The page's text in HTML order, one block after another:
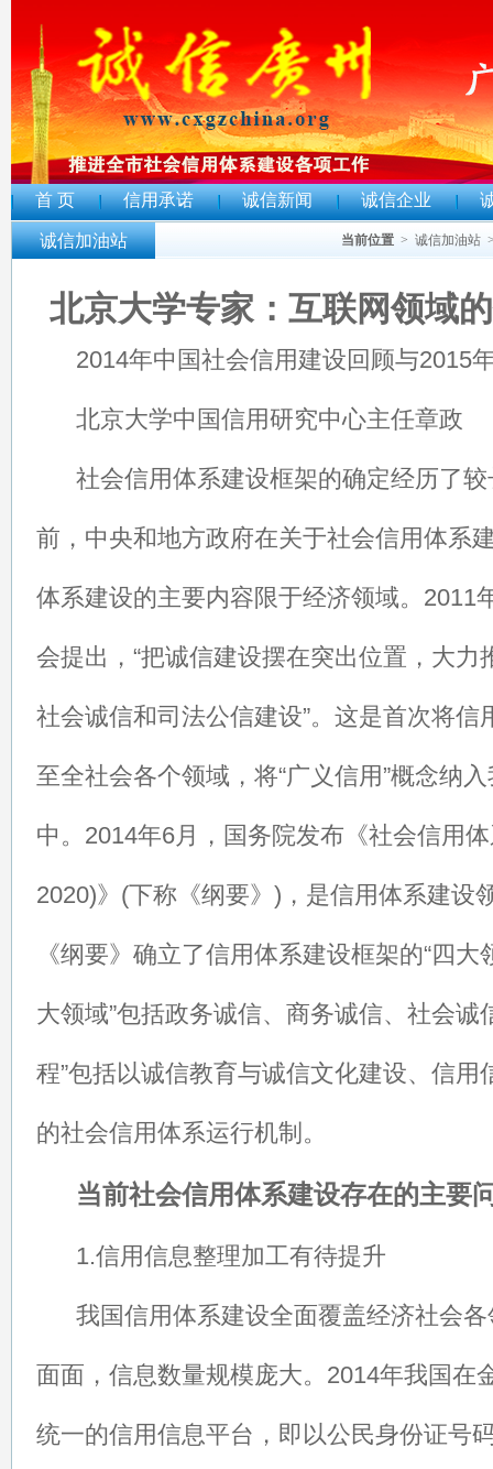
首 页 信用承诺 诚信新闻 诚信企业
诚信加油站 当前位置 > 诚信加油站
北京大学专家：互联网领域
2014年中国社会信用建设回顾与2015
北京大学中国信用研究中心主任章政
社会信用体系建设框架的确定经历了较
前，中央和地方政府在关于社会信用体系
体系建设的主要内容限于经济领域。2011
会提出，“把诚信建设摆在突出位置，大
社会诚信和司法公信建设”。这是首次将
至全社会各个领域，将“广义信用”概念纳
中。2014年6月，国务院发布《社会信用
2020)》(下称《纲要》)，是信用体系建设
《纲要》确立了信用体系建设框架的“四大
大领域”包括政务诚信、商务诚信、社会诚
程”包括以诚信教育与诚信文化建设、信
的社会信用体系运行机制。
当前社会信用体系建设存在的主要
1.信用信息整理加工有待提升
我国信用体系建设全面覆盖经济社会各
面面，信息数量规模庞大。2014年我国在
统一的信用信息平台，即以公民身份证号